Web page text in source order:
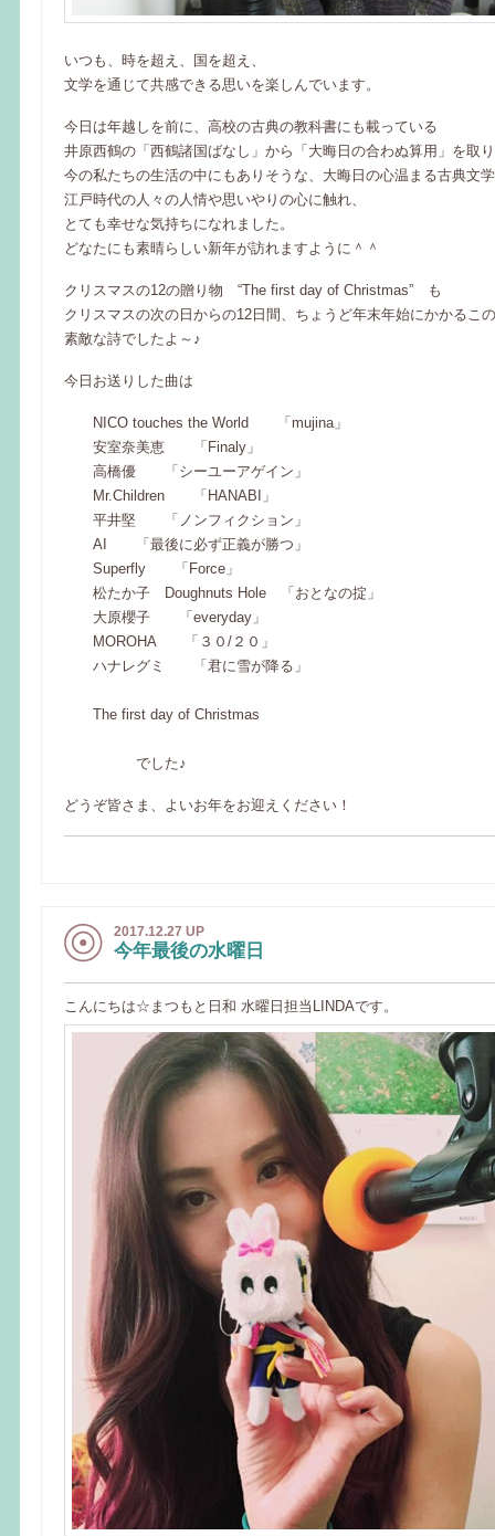
いつも、時を超え、国を超え、
文学を通じて共感できる思いを楽しんでいます。
今日は年越しを前に、高校の古典の教科書にも載っている
井原西鶴の「西鶴諸国ばなし」から「大晦日の合わぬ算用」を取
今の私たちの生活の中にもありそうな、大晦日の心温まる古典文
江戸時代の人々の人情や思いやりの心に触れ、
とても幸せな気持ちになれました。
どなたにも素晴らしい新年が訪れますように＾＾
クリスマスの12の贈り物 “The first day of Christmas” も
クリスマスの次の日からの12日間、ちょうど年末年始にかかるこ
素敵な詩でしたよ～♪
今日お送りした曲は
NICO touches the World 「mujina」
安室奈美恵 「Finaly」
高橋優 「シーユーアゲイン」
Mr.Children 「HANABI」
平井堅 「ノンフィクション」
AI 「最後に必ず正義が勝つ」
Superfly 「Force」
松たか子 Doughnuts Hole 「おとなの掟」
大原櫻子 「everyday」
MOROHA 「３０/２０」
ハナレグミ 「君に雪が降る」
The first day of Christmas
でした♪
どうぞ皆さま、よいお年をお迎えください！
2017.12.27 UP
今年最後の水曜日
こんにちは☆まつもと日和 水曜日担当LINDAです。